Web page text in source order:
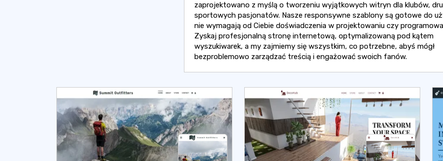
zaprojektowano z myślą o tworzeniu wyjątkowych witryn dla klubów,
sportowych pasjonatów. Nasze responsywne szablony są gotowe do
nie wymagają od Ciebie doświadczenia w projektowaniu czy
Zyskaj profesjonalną stronę internetową, optymalizowaną pod kątem
wyszukiwarek, a my zajmiemy się wszystkim, co potrzebne, abyś mógł
bezproblemowo zarządzać treścią i engażować swoich fanów.